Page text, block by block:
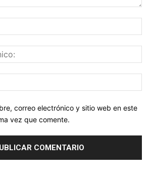
correo electrónico y sitio web en este
vez que comente.